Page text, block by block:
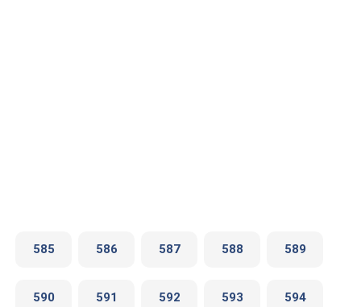
585 586 587 588 589
590 591 592 593 594